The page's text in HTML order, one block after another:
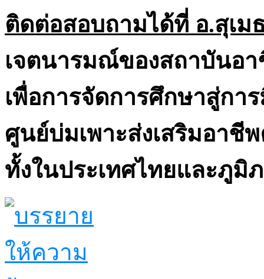
ติดต่อสอบถามได้ที่ อ.สุเมธ
เจตนารมณ์ของสถาบันอ
เพื่อการจัดการศึกษาสู่กา
ศูนย์บ่มเพาะส่งเสริมอาชี
ทั้งในประเทศไทยและภูมิ